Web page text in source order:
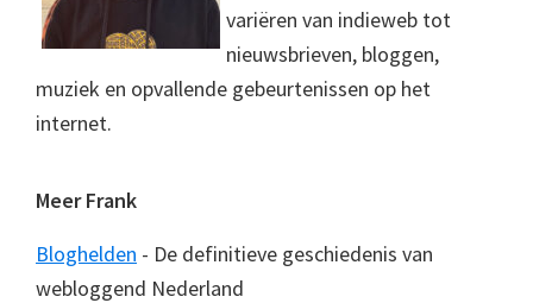
variëren van indieweb tot
nieuwsbrieven, bloggen,
muziek en opvallende gebeurtenissen op het
internet.
Meer Frank
Bloghelden - De definitieve geschiedenis van
webloggend Nederland